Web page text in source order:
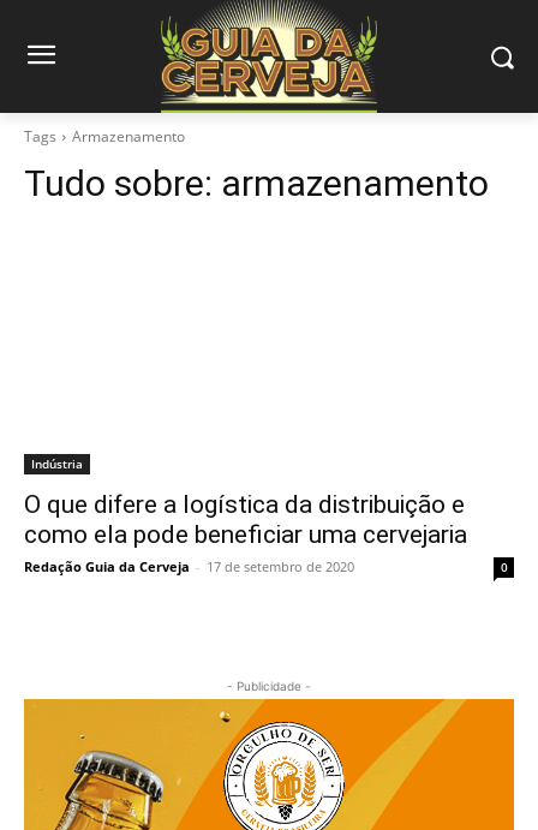
Tags Armazenamento
Tudo sobre: armazenamento
Indústria
O que difere a logística da distribuição e
como ela pode beneficiar uma cervejaria
Redação Guia da Cerveja - 17 de setembro de 2020 0
- Publicidade -